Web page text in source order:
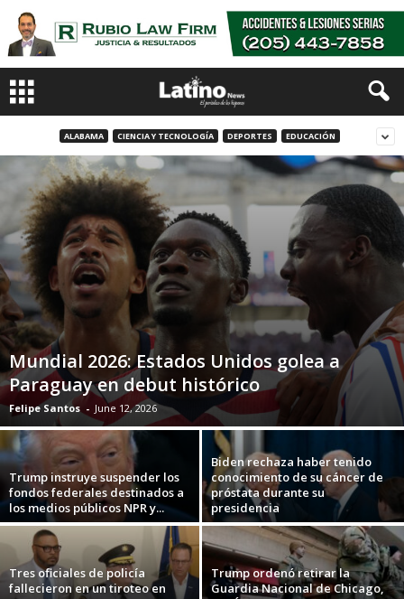
ALABAMA CIENCIA Y TECNOLOGÍA DEPORTES EDUCACIÓN
Mundial 2026: Estados Unidos golea a
Paraguay en debut histórico
Felipe Santos - June 12, 2026
Trump instruye suspender los
fondos federales destinados a
los medios públicos NPR y...
Biden rechaza haber tenido
conocimiento de su cáncer de
próstata durante su
presidencia
Tres oficiales de policía
fallecieron en un tiroteo en
Trump ordenó retirar la
Guardia Nacional de Chicago,